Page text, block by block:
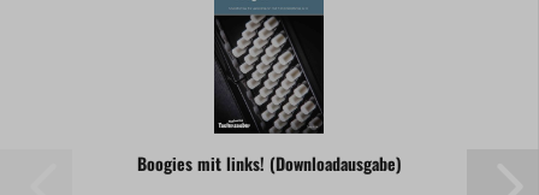
Boogies mit links! (Downloadausgabe)